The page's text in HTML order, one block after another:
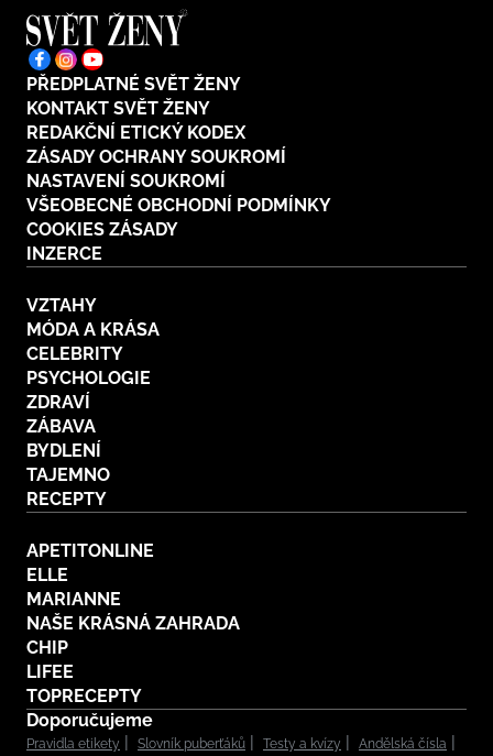
PŘEDPLATNÉ SVĚT ŽENY
KONTAKT SVĚT ŽENY
REDAKČNÍ ETICKÝ KODEX
ZÁSADY OCHRANY SOUKROMÍ
NASTAVENÍ SOUKROMÍ
VŠEOBECNÉ OBCHODNÍ PODMÍNKY
COOKIES ZÁSADY
INZERCE
VZTAHY
MÓDA A KRÁSA
CELEBRITY
PSYCHOLOGIE
ZDRAVÍ
ZÁBAVA
BYDLENÍ
TAJEMNO
RECEPTY
APETITONLINE
ELLE
MARIANNE
NAŠE KRÁSNÁ ZAHRADA
CHIP
LIFEE
TOPRECEPTY
Doporučujeme
Pravidla etikety Slovník puberťáků Testy a kvízy
Andělská čísla